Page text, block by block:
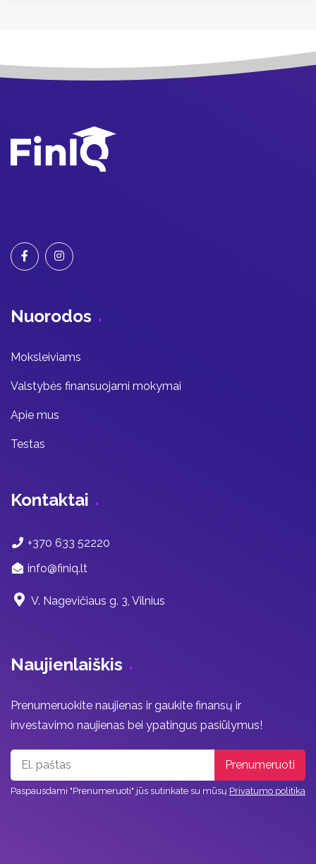
Nuorodos
Moksleiviams
Valstybės finansuojami mokymai
Apie mus
Testas
Kontaktai
+370 633 52220
info@finiq.lt
V. Nagevičiaus g. 3, Vilnius
Naujienlaiškis
Prenumeruokite naujienas ir gaukite finansų ir
investavimo naujienas bei ypatingus pasiūlymus!
Paspausdami "Prenumeruoti" jūs sutinkate su mūsų Privatumo politika